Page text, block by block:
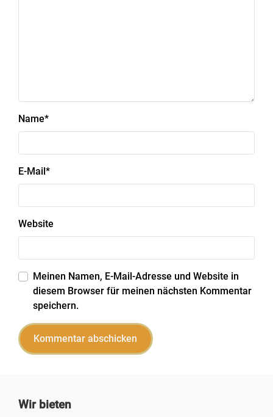
Name*
E-Mail*
Website
Meinen Namen, E-Mail-Adresse und Website in
diesem Browser für meinen nächsten Kommentar
speichern.
Wir bieten